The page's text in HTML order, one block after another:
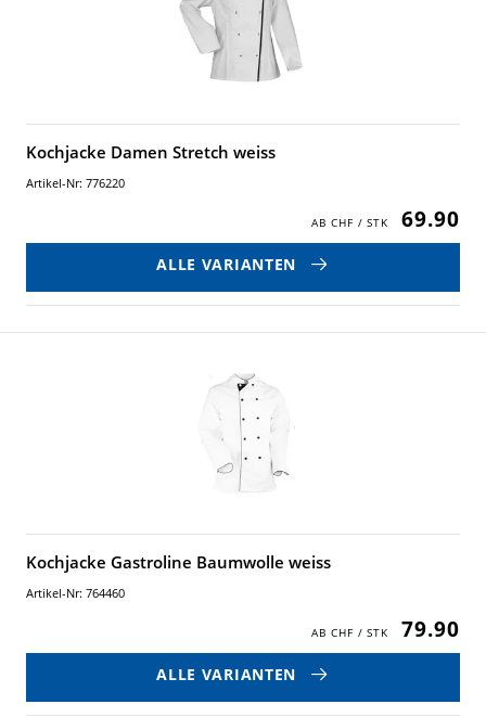
Kochjacke Damen Stretch weiss
Artikel-Nr: 776220
69.90
ALLE VARIANTEN
Kochjacke Gastroline Baumwolle weiss
Artikel-Nr: 764460
79.90
ALLE VARIANTEN